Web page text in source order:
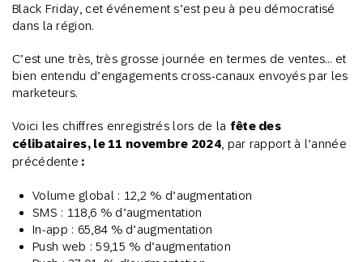
Black Friday, cet événement s’est peu à peu démocratisé
dans la région.
C’est une très, très grosse journée en termes de ventes… et
bien entendu d’engagements cross-canaux envoyés par les
marketeurs.
Voici les chiffres enregistrés lors de la fête des
célibataires, le 11 novembre 2024, par rapport à l’année
précédente :
Volume global : 12,2 % d’augmentation
SMS : 118,6 % d’augmentation
In-app : 65,84 % d’augmentation
Push web : 59,15 % d’augmentation